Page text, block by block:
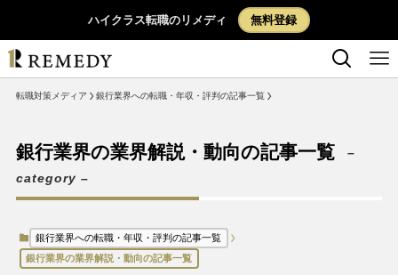
ハイクラス転職のリメディ 無料登録
転職対策メディア 銀行業界への転職・年収・評判の記事一覧
銀行業界の業界解説・動向の記事一覧
–
category –
銀行業界への転職・年収・評判の記事一覧
銀行業界の業界解説・動向の記事一覧